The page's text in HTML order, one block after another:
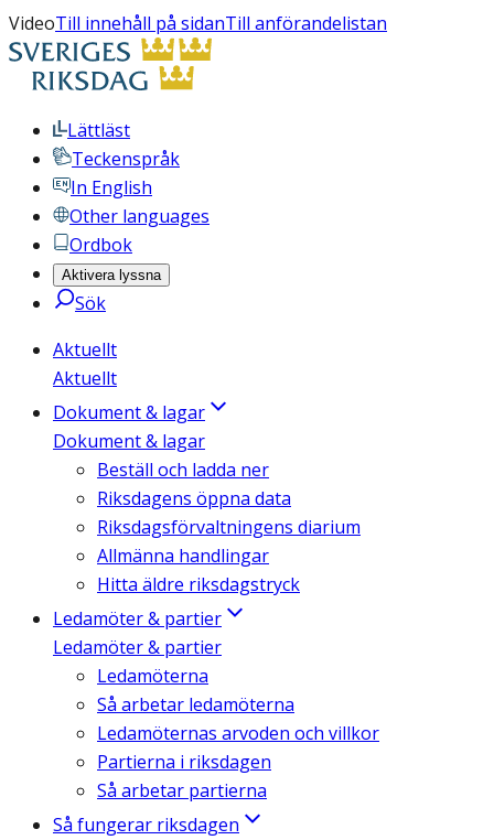
VideoTill innehåll på sidanTill anförandelistan
Lättläst
Teckenspråk
In English
Other languages
Ordbok
Aktivera lyssna
Sök
Aktuellt
Aktuellt
Dokument & lagar
Dokument & lagar
Beställ och ladda ner
Riksdagens öppna data
Riksdagsförvaltningens diarium
Allmänna handlingar
Hitta äldre riksdagstryck
Ledamöter & partier
Ledamöter & partier
Ledamöterna
Så arbetar ledamöterna
Ledamöternas arvoden och villkor
Partierna i riksdagen
Så arbetar partierna
Så fungerar riksdagen